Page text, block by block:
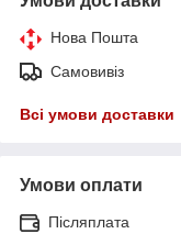
Нова Пошта
Самовивіз
Всі умови доставки
Умови оплати
Післяплата